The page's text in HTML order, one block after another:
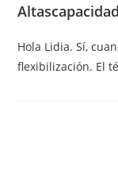
Hola Lidia. Sí,
flexibilización. El